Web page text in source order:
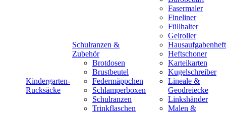
Kindergarten-
Rucksäcke
Schulranzen &
Zubehör
Brotdosen
Brustbeutel
Federmäppchen
Schlamperboxen
Schulranzen
Trinkflaschen
Fasermaler
Fineliner
Füllhalter
Gelroller
Hausaufgabenheft
Heftschoner
Karteikarten
Kugelschreiber
Lineale &
Geodreiecke
Linkshänder
Malen &